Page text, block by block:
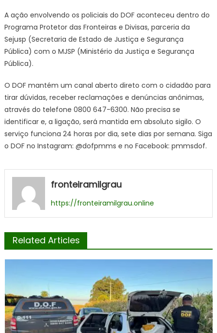
A ação envolvendo os policiais do DOF aconteceu dentro do
Programa Protetor das Fronteiras e Divisas, parceria da
Sejusp (Secretaria de Estado de Justiça e Segurança
Pública) com o MJSP (Ministério da Justiça e Segurança
Pública).
O DOF mantém um canal aberto direto com o cidadão para
tirar dúvidas, receber reclamações e denúncias anônimas,
através do telefone 0800 647-6300. Não precisa se
identificar e, a ligação, será mantida em absoluto sigilo. O
serviço funciona 24 horas por dia, sete dias por semana. Siga
o DOF no Instagram: @dofpmms e no Facebook: pmmsdof.
fronteiramilgrau
https://fronteiramilgrau.online
Related Articles